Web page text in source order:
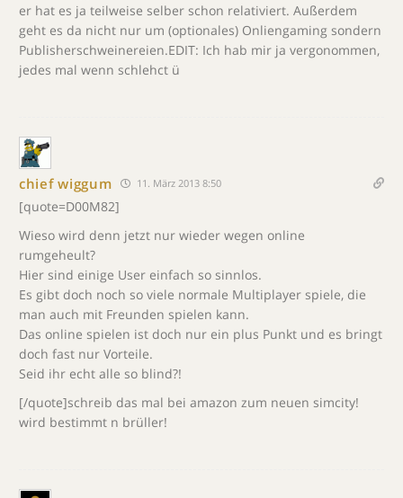
er hat es ja teilweise selber schon relativiert. Außerdem
geht es da nicht nur um (optionales) Onliengaming sondern
Publisherschweinereien.EDIT: Ich hab mir ja vergonommen,
jedes mal wenn schlehct ü
chief wiggum 11. März 2013 8:50
[quote=D00M82]
Wieso wird denn jetzt nur wieder wegen online
rumgeheult?
Hier sind einige User einfach so sinnlos.
Es gibt doch noch so viele normale Multiplayer spiele, die
man auch mit Freunden spielen kann.
Das online spielen ist doch nur ein plus Punkt und es bringt
doch fast nur Vorteile.
Seid ihr echt alle so blind?!
[/quote]schreib das mal bei amazon zum neuen simcity!
wird bestimmt n brüller!